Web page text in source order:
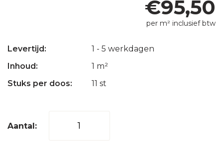
€95,50
per m² inclusief btw
Levertijd:
1 - 5 werkdagen
Inhoud:
1 m²
Stuks per doos:
11 st